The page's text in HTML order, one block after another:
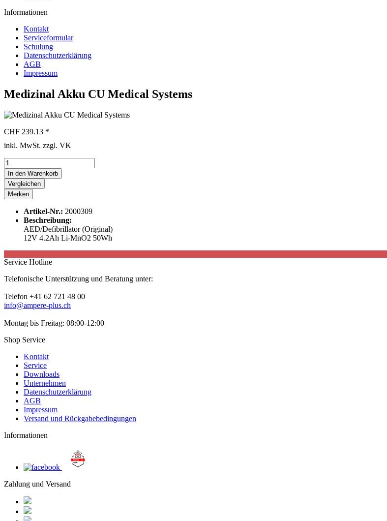
Informationen
Kontakt
Serviceformular
Schulung
Datenschutzerklärung
AGB
Impressum
Medizinal Akku CU Medical Systems
CHF 239.13 *
inkl. MwSt. zzgl. VK
In den Warenkorb
Vergleichen
Merken
Artikel-Nr.: 2000309
Beschreibung:
AED/Defibrillator (Original)
12V 4.2Ah Li-MnO2 50Wh
Service Hotline
Telefonische Unterstützung und Beratung unter:
Telefon +41 62 721 48 00
info@ampere-plus.ch
Montag bis Freitag: 08:00-12:00
Shop Service
Kontakt
Service
Downloads
Unternehmen
Datenschutzerklärung
AGB
Impressum
Versand und Rückgabebedingungen
Informationen
Zahlung und Versand